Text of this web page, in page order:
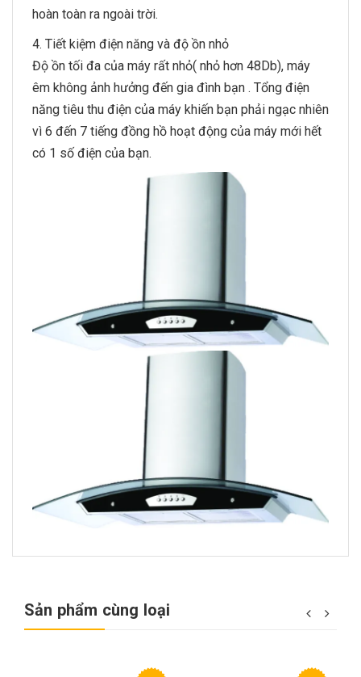
hoàn toàn ra ngoài trời.
4. Tiết kiệm điện năng và độ ồn nhỏ
Độ ồn tối đa của máy rất nhỏ( nhỏ hơn 48Db), máy
êm không ảnh hưởng đến gia đình bạn . Tổng điện
năng tiêu thu điện của máy khiến bạn phải ngạc nhiên
vì 6 đến 7 tiếng đồng hồ hoạt động của máy mới hết
có 1 số điện của bạn.
Sản phẩm cùng loại